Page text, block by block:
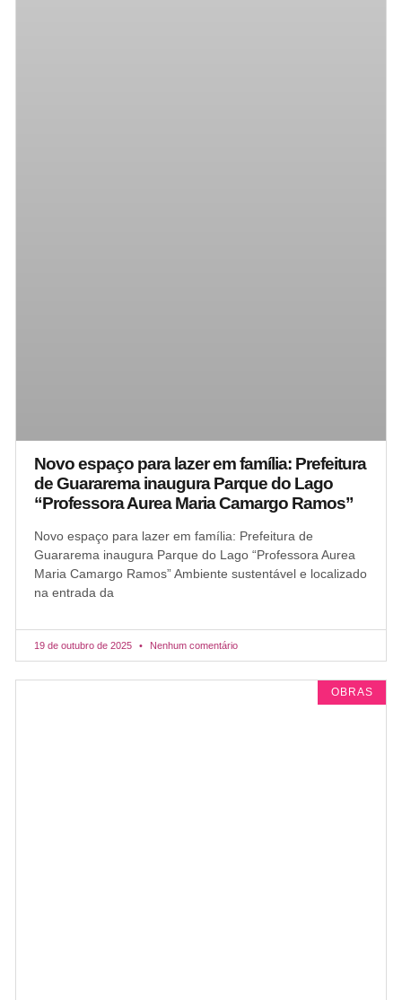
Novo espaço para lazer em família: Prefeitura
de Guararema inaugura Parque do Lago
“Professora Aurea Maria Camargo Ramos”
Novo espaço para lazer em família: Prefeitura de
Guararema inaugura Parque do Lago “Professora Aurea
Maria Camargo Ramos” Ambiente sustentável e localizado
na entrada da
19 de outubro de 2025 Nenhum comentário
OBRAS